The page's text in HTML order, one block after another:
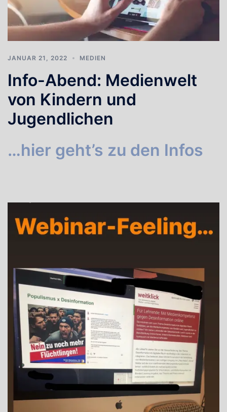
JANUAR 21, 2022 MEDIEN
Info-Abend: Medienwelt
von Kindern und
Jugendlichen
…hier geht’s zu den Infos